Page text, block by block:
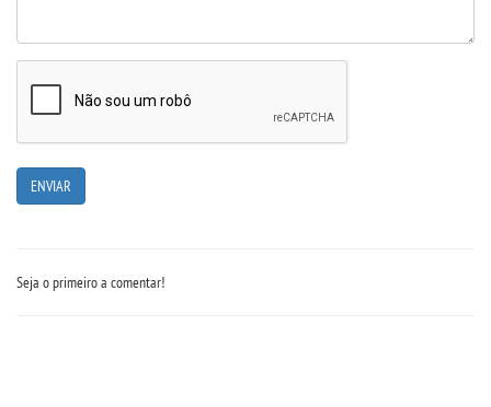
Seja o primeiro a comentar!